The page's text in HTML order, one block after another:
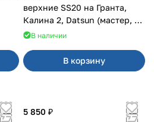
верхние SS20 на Гранта,
Калина 2, Datsun (мастер, с
ЭлУР, с подшипником) 2шт
В наличии
В корзину
5 850 ₽